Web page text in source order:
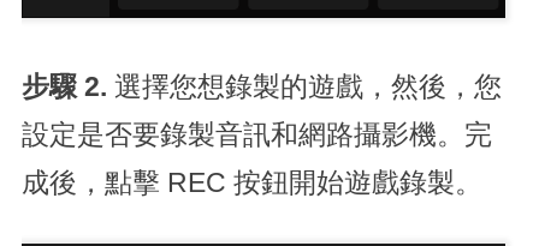
步驟 2. 選擇您想錄製的遊戲，然後，您
設定是否要錄製音訊和網路攝影機。完
成後，點擊 REC 按鈕開始遊戲錄製。